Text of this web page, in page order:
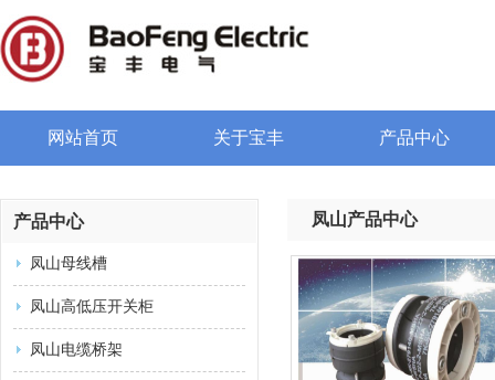
网站首页 关于宝丰 产品中心
产品中心
凤山母线槽
凤山高低压开关柜
凤山电缆桥架
凤山产品中心